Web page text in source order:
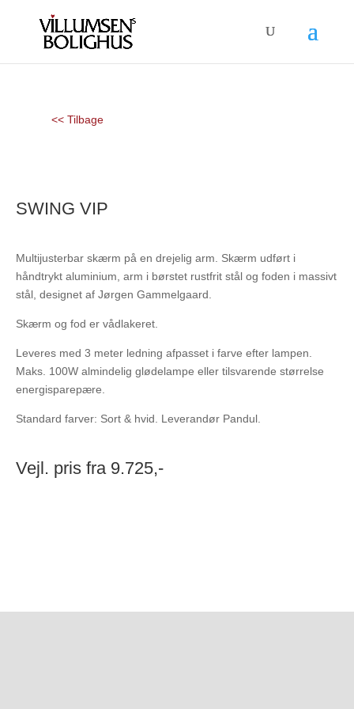
<< Tilbage
SWING VIP
Multijusterbar skærm på en drejelig arm. Skærm udført i
håndtrykt aluminium, arm i børstet rustfrit stål og foden i massivt
stål, designet af Jørgen Gammelgaard.
Skærm og fod er vådlakeret.
Leveres med 3 meter ledning afpasset i farve efter lampen.
Maks. 100W almindelig glødelampe eller tilsvarende størrelse
energisparepære.
Standard farver: Sort & hvid. Leverandør Pandul.
Vejl. pris fra 9.725,-